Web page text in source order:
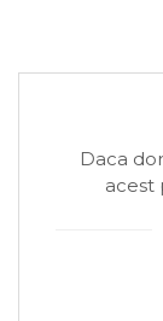
Material
Culoare
Forma:
Utilizare:
Ideal
Daca
acest